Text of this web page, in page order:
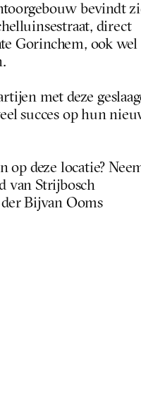
bevindt
direct
Gorinchem, ook wel
met deze
succes op hun
op deze locatie?
van Strijbosch
Bij van Ooms